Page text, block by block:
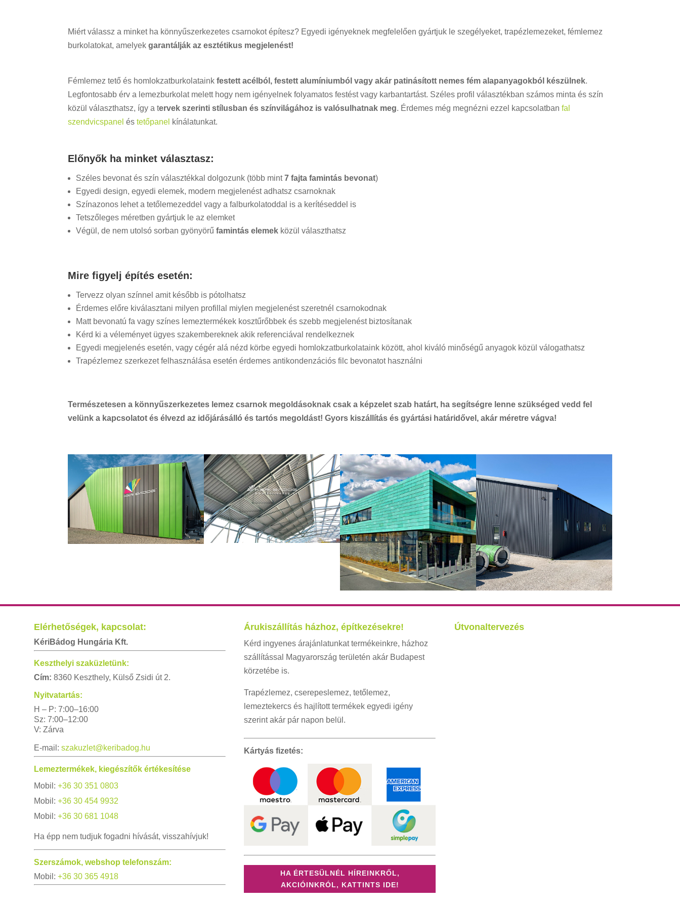
Miért válassz a minket ha könnyűszerkezetes csarnokot építesz? Egyedi igényeknek megfelelően gyártjuk le szegélyeket, trapézlemezeket, fémlemez
burkolatokat, amelyekgarantálják az esztétikus megjelenést!
Fémlemez tető és homlokzatburkolatainkfestett acélból, festett alumíniumból vagy akár patinásított nemes fém alapanyagokból készülnek.
Legfontosabb érv a lemezburkolat melett hogy nem igényelnek folyamatos festést vagy karbantartást. Széles profil választékban számos minta és szín
közül választhatsz, így a tervek szerinti stílusban és színvilágához is valósulhatnak meg. Érdemes még megnézni ezzel kapcsolatbanfal
szendvicspanel éstetőpanel kínálatunkat.
Előnyők ha minket választasz:
Széles bevonat és szín választékkal dolgozunk (több mint7 fajta famintás bevonat)
Egyedi design, egyedi elemek, modern megjelenést adhatsz csarnoknak
Színazonos lehet a tetőlemezeddel vagy a falburkolatoddal is a kerítéseddel is
Tetszőleges méretben gyártjuk le az elemket
Végül, de nem utolsó sorban gyönyörűfamintás elemek közül választhatsz
Mire figyelj építés esetén:
Tervezz olyan színnel amit később is pótolhatsz
Érdemes előre kiválasztani milyen profillal miylen megjelenést szeretnél csarnokodnak
Matt bevonatú fa vagy színes lemeztermékek kosztűrőbbek és szebb megjelenést biztosítanak
Kérd ki a véleményet ügyes szakembereknek akik referenciával rendelkeznek
Egyedi megjelenés esetén, vagy cégér alá nézd körbe egyedi homlokzatburkolataink között, ahol kiváló minőségű anyagok közül válogathatsz
Trapézlemez szerkezet felhasználása esetén érdemes antikondenzációs filc bevonatot használni
Természetesen a könnyűszerkezetes lemez csarnok megoldásoknak csak a képzelet szab határt, ha segítségre lenne szükséged vedd fel
velünk a kapcsolatot és élvezd az időjárásálló és tartós megoldást! Gyors kiszállítás és gyártási határidővel, akár méretre vágva!
Elérhetőségek, kapcsolat:
KériBádog Hungária Kft.
Keszthelyi szaküzletünk:
Cím:8360 Keszthely, Külső Zsidi út 2.
Nyitvatartás:
H – P: 7:00–16:00
Sz: 7:00–12:00
V: Zárva
E-mail:szakuzlet@keribadog.hu
Lemeztermékek, kiegészítők értékesítése
Mobil:+36 30 351 0803
Mobil:+36 30 454 9932
Mobil:+36 30 681 1048
Ha épp nem tudjuk fogadni hívását, visszahívjuk!
Szerszámok, webshop telefonszám:
Mobil:+36 30 365 4918
Árukiszállítás házhoz, építkezésekre!
Kérd ingyenes árajánlatunkat termékeinkre, házhoz
szállítással Magyarország területén akár Budapest
körzetébe is.
Trapézlemez, cserepeslemez, tetőlemez,
lemeztekercs és hajlított termékek egyedi igény
szerint akár pár napon belül.
Kártyás fizetés:
HA ÉRTESÜLNÉL HÍREINKRŐL,
AKCIÓINKRÓL, KATTINTS IDE!
Útvonaltervezés